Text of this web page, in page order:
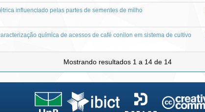
influenciado pelas partes de sementes de milho
química de acessos de café conilon em sistema de cultivo
Mostrando resultados 1 a 14 de 14